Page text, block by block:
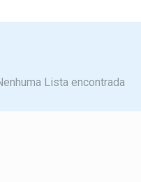
Lista encontrada